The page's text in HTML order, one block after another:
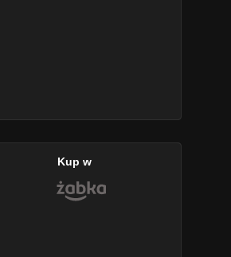
Kup w